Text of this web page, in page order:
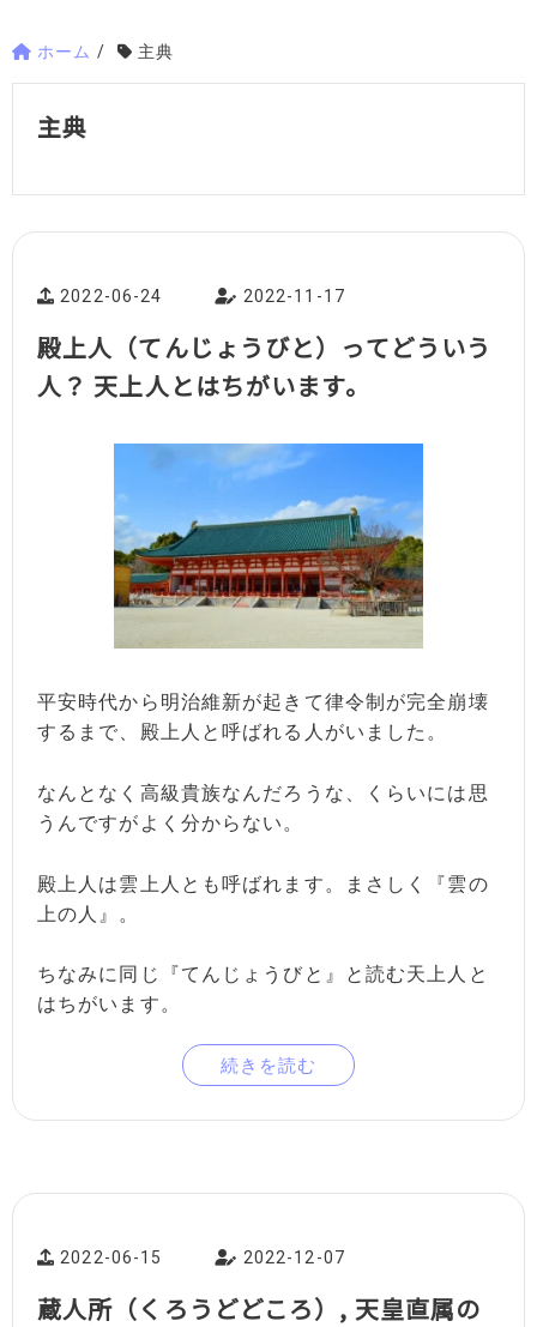
ホーム / 主典
主典
2022-06-24 2022-11-17
殿上人（てんじょうびと）ってどういう
人？ 天上人とはちがいます。
平安時代から明治維新が起きて律令制が完全崩壊
するまで、殿上人と呼ばれる人がいました。
なんとなく高級貴族なんだろうな、くらいには思
うんですがよく分からない。
殿上人は雲上人とも呼ばれます。まさしく『雲の
上の人』。
ちなみに同じ『てんじょうびと』と読む天上人と
はちがいます。
続きを読む
2022-06-15 2022-12-07
蔵人所（くろうどどころ）, 天皇直属の